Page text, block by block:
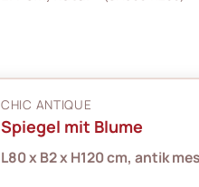
CHIC ANTIQUE
Spiegel mit Blume
L80 x B2 x H120 cm, antik